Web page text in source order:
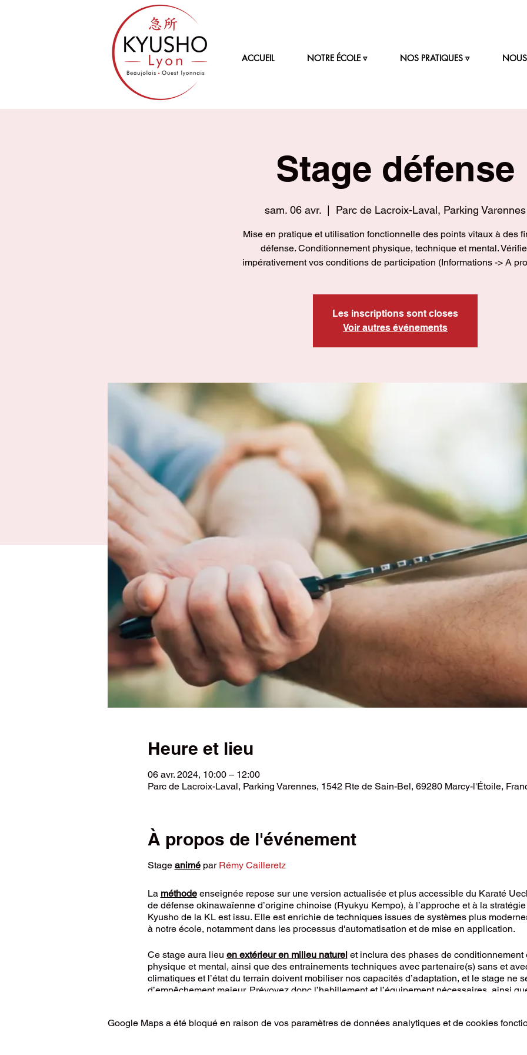
ACCUEIL NOTRE ÉCOLE ▿ NOS PRATIQUES ▿ NOUS
Stage défense
sam. 06 avr.
  |
Parc de Lacroix-Laval, Parking Varennes
Mise en pratique et utilisation fonctionnelle des points vitaux à des
défense. Conditionnement physique, technique et mental.
impérativement vos conditions de participation (Informations -> A
Les inscriptions sont closes
Voir autres événements
Heure et lieu
06 avr. 2024, 10:00 – 12:00
Parc de Lacroix-Laval, Parking Varennes, 1542 Rte de Sain-Bel, 69280 Marcy-l'Étoile,
À propos de l'événement
Stage animépar Rémy Cailleretz
La méthodeenseignée repose sur une version actualisée et plus accessible du Karaté
de défense okinawaïenne d’origine chinoise (Ryukyu Kempo), à l’approche et à la
Kyusho de la KL est issu. Elle est enrichie de techniques issues de systèmes plus
à notre école, notamment dans les processus d'automatisation et de mise en application.
Ce stage aura lieu en extérieur en milieu naturelet inclura des phases de conditionnement
physique et mental, ainsi que des entrainements techniques avec partenaire(s) sans et
climatiques et l’état du terrain doivent mobiliser nos capacités d’adaptation, et le stage ne
d’empêchement majeur. Prévoyez donc l’habillement et l’équipement nécessaires, ainsi
Conditions de participation :
Google Maps a été bloqué en raison de vos paramètres de données analytiques et de cookies